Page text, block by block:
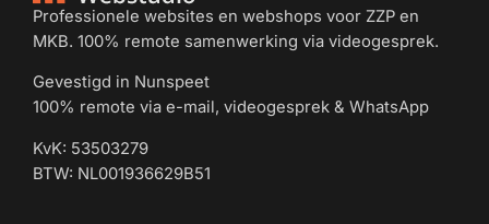
Professionele websites en webshops voor ZZP en
MKB. 100% remote samenwerking via videogesprek.
Gevestigd in Nunspeet
100% remote via e-mail, videogesprek & WhatsApp
KvK: 53503279
BTW: NL001936629B51